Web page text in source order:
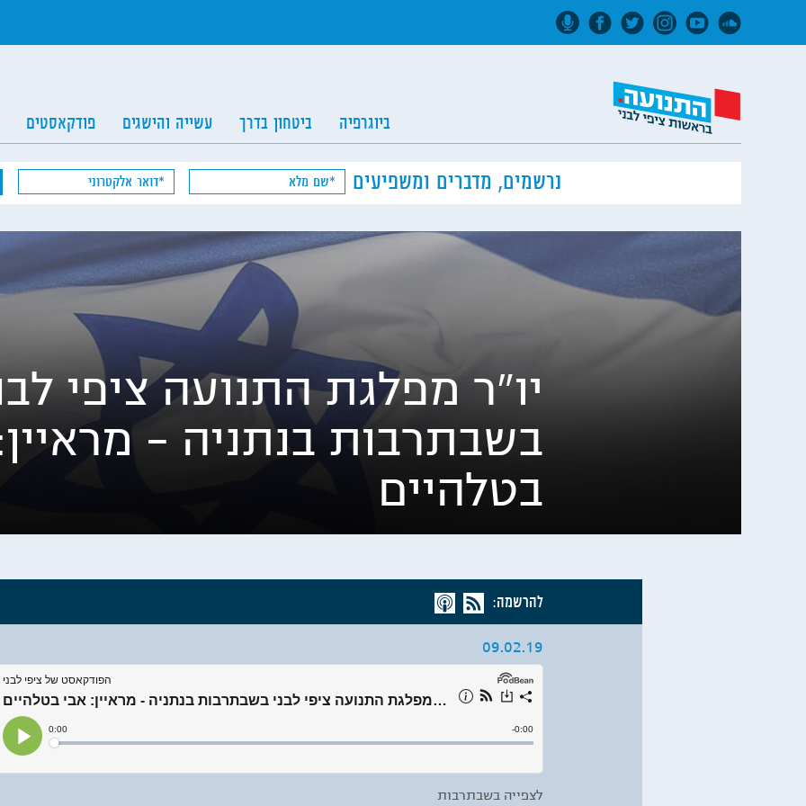
ביוגרפיה ביטחון בדרך עשייה והישגים פודקאסטים
נרשמים, מדברים ומשפיעים
יו"ר מפלגת התנועה ציפי
בשבתרבות בנתניה –
בטלהיים
להרשמה:
09.02.19
לצפייה בשבתרבות